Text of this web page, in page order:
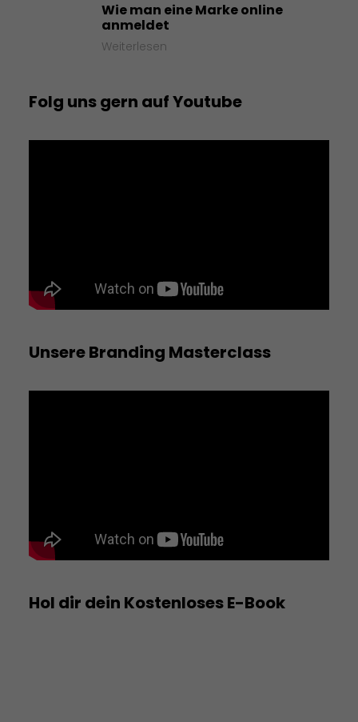
Wie man eine Marke online
anmeldet
Weiterlesen
Folg uns gern auf Youtube
Unsere Branding Masterclass
Hol dir dein Kostenloses E-Book